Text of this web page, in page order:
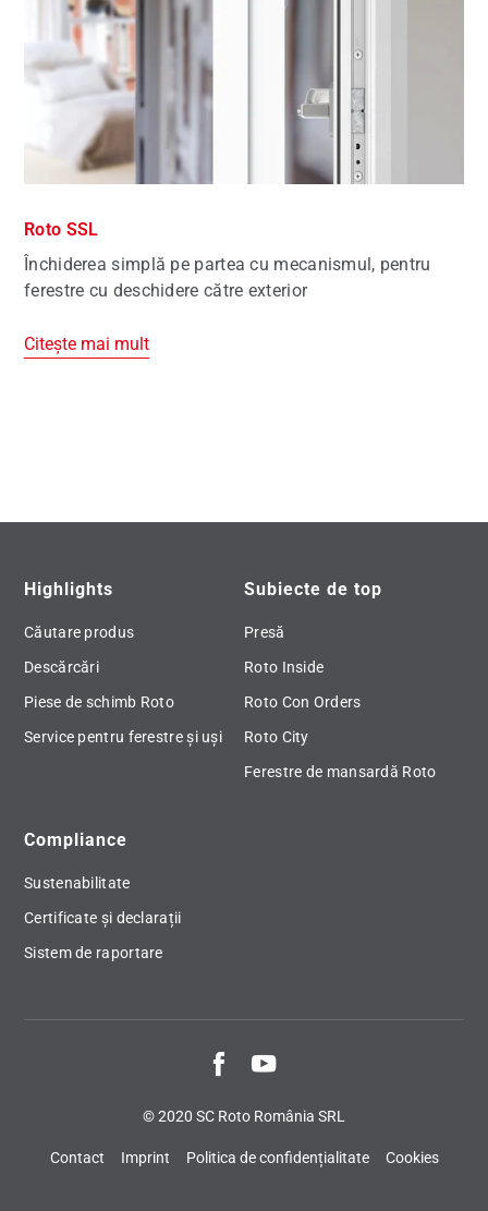
Roto SSL
Închiderea simplă pe partea cu mecanismul, pentru
ferestre cu deschidere către exterior
Citește mai mult
Highlights
Căutare produs
Descărcări
Piese de schimb Roto
Service pentru ferestre și uși
Subiecte de top
Presă
Roto Inside
Roto Con Orders
Roto City
Ferestre de mansardă Roto
Compliance
Sustenabilitate
Certificate și declarații
Sistem de raportare
© 2020 SC Roto România SRL
Contact Imprint Politica de confidențialitate Cookies